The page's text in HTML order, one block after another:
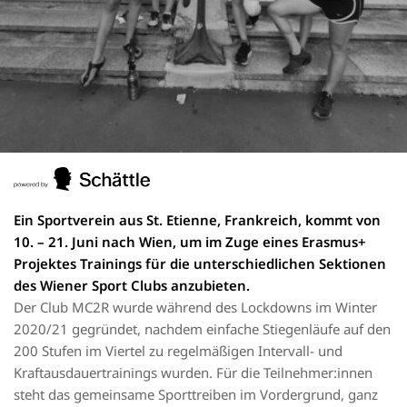
Ein Sportverein aus St. Etienne, Frankreich, kommt von
10. – 21. Juni nach Wien, um im Zuge eines Erasmus+
Projektes Trainings für die unterschiedlichen Sektionen
des Wiener Sport Clubs anzubieten.
Der Club MC2R wurde während des Lockdowns im Winter
2020/21 gegründet, nachdem einfache Stiegenläufe auf den
200 Stufen im Viertel zu regelmäßigen Intervall- und
Kraftausdauertrainings wurden. Für die Teilnehmer:innen
steht das gemeinsame Sporttreiben im Vordergrund, ganz